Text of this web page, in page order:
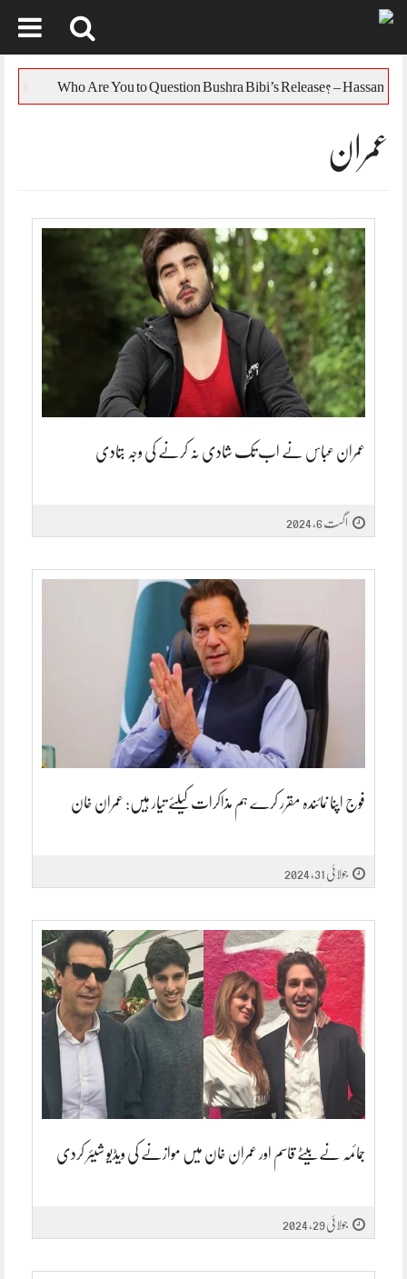
content
یورپی یونین کا بنگلہ
عمران
عمران عباس نے اب تک شادی نہ کرنے کی وجہ بتادی
اگست 6, 2024
فوج اپنا نمائندہ مقرر کرے ہم مذاکرات کیلئے تیار ہیں: عمران خان
جولائی 31, 2024
جمائمہ نے بیٹے قاسم اور عمران خان میں موازنے کی ویڈیو شیئر کردی
جولائی 29, 2024